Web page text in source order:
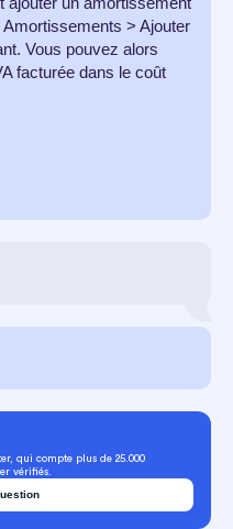
> Ajouter
Vous pouvez alors
facturée dans le coût
qui compte plus de 25.000
vérifiés.